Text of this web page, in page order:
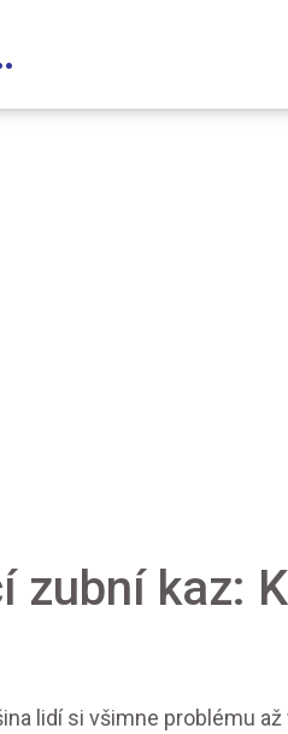
zubní kaz:
lidí si všimne problému